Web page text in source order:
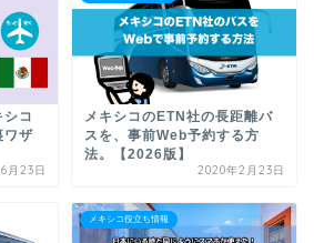
シコ
ワザ
月23日
メキシコのETN社の長距離バ
スを、事前Web予約する方
法。【2026版】
2020年2月23日
メキシコ役立ち情報